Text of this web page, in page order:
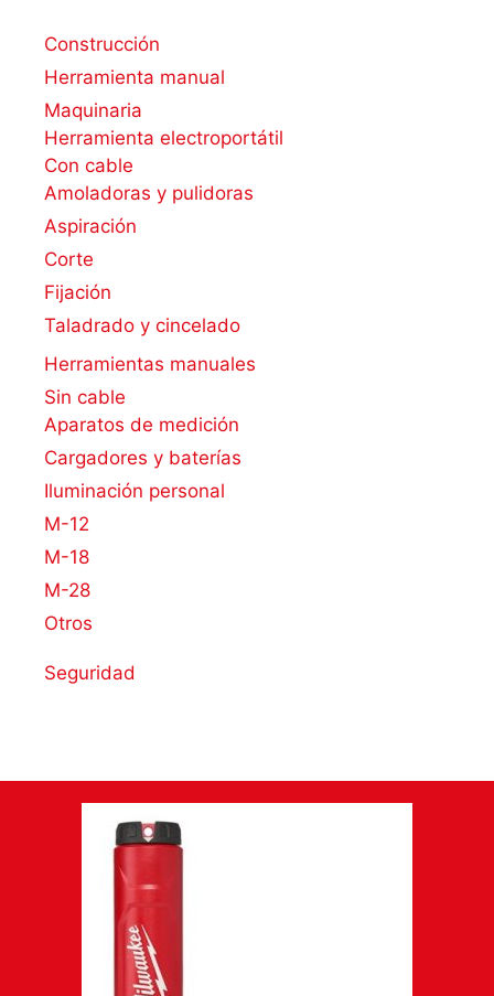
Construcción
Herramienta manual
Maquinaria
Herramienta electroportátil
Con cable
Amoladoras y pulidoras
Aspiración
Corte
Fijación
Taladrado y cincelado
Herramientas manuales
Sin cable
Aparatos de medición
Cargadores y baterías
Iluminación personal
M-12
M-18
M-28
Otros
Seguridad